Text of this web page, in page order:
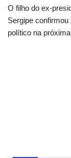
O filho do ex-
Sergipe
político na